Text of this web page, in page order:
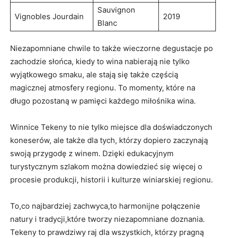
Vignobles Jourdain
Sauvignon
Blanc
2019
Niezapomniane chwile to także wieczorne degustacje po
zachodzie słońca, kiedy to wina nabierają nie tylko
wyjątkowego smaku, ale stają się także częścią
magicznej atmosfery regionu. To momenty, które na
długo pozostaną w pamięci każdego miłośnika wina.
Winnice Tekeny to nie tylko miejsce dla doświadczonych
koneserów, ale także dla tych, którzy dopiero zaczynają
swoją przygodę z winem. Dzięki edukacyjnym
turystycznym szlakom można dowiedzieć się więcej o
procesie produkcji, historii i kulturze winiarskiej regionu.
To,co najbardziej zachwyca,to harmonijne połączenie
natury i tradycji,które tworzy niezapomniane doznania.
Tekeny to prawdziwy raj dla wszystkich, którzy pragną